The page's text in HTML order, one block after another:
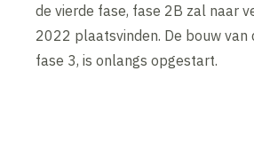
de vierde fase, fase 2B zal naar
2022 plaatsvinden. De bouw
fase 3, is onlangs opgestart.